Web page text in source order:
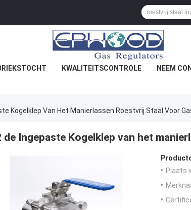
KWALITEITSCONTROLE NEEM
Kogelklep Van Het Manierlassen Roestvrij Staal Voor
de Ingepaste Kogelklep van het
Plaats